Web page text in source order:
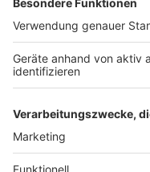
Smartphone
Wer die App nicht
Beispiel Angehörige
bekommen eine ePA,
widersprechen, ab
Anzeige